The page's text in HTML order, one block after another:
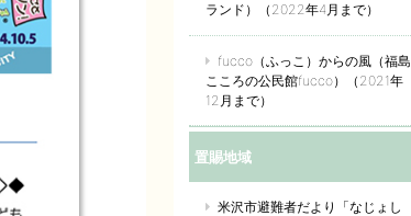
ランド）（2022年4月まで）
fucco（ふっこ）からの風（福島
こころの公民館fucco）（2021年
12月まで）
置賜地域
米沢市避難者だより「なじょし